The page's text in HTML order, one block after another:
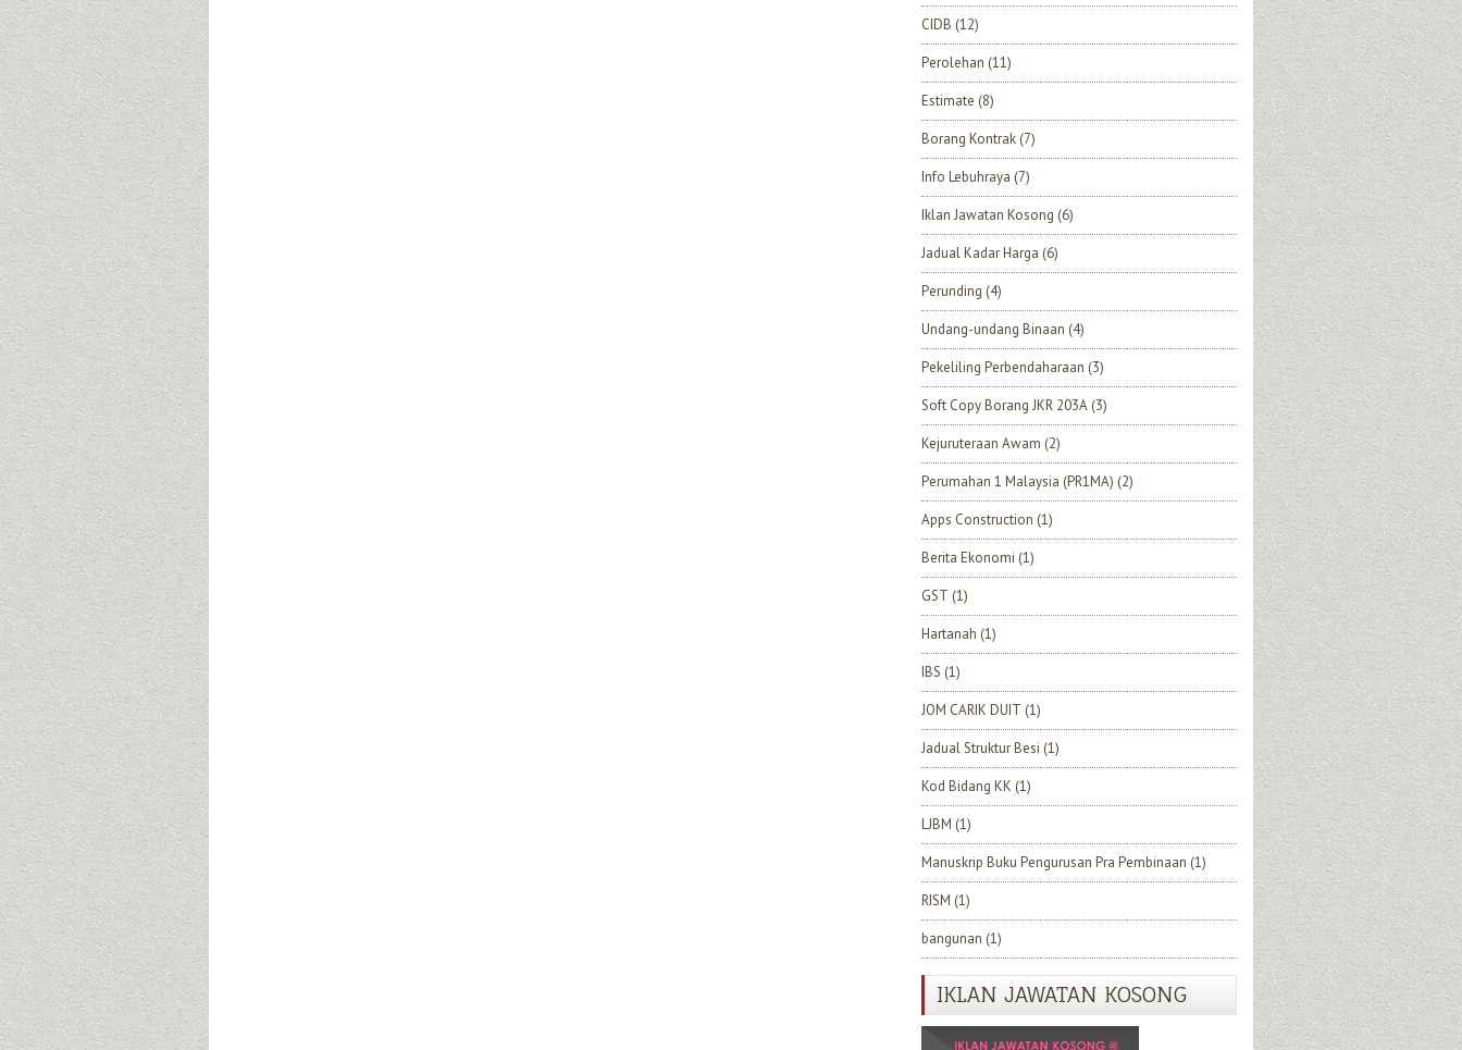
CIDB (12)
Perolehan (11)
Estimate (8)
Borang Kontrak (7)
Info Lebuhraya (7)
Iklan Jawatan Kosong (6)
Jadual Kadar Harga (6)
Perunding (4)
Undang-undang Binaan (4)
Pekeliling Perbendaharaan (3)
Soft Copy Borang JKR 203A (3)
Kejuruteraan Awam (2)
Perumahan 1 Malaysia (PR1MA) (2)
Apps Construction (1)
Berita Ekonomi (1)
GST (1)
Hartanah (1)
IBS (1)
JOM CARIK DUIT (1)
Jadual Struktur Besi (1)
Kod Bidang KK (1)
LJBM (1)
Manuskrip Buku Pengurusan Pra Pembinaan (1)
RISM (1)
bangunan (1)
IKLAN JAWATAN KOSONG